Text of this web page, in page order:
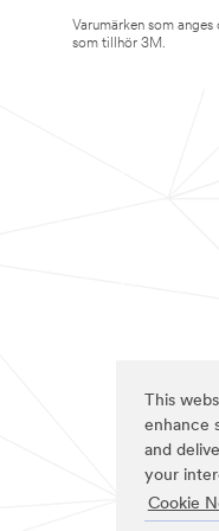
This
enhance
and
your
Cookie
Varumärken som anges
som tillhör 3M.